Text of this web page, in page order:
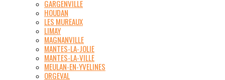
GARGENVILLE
HOUDAN
LES MUREAUX
LIMAY
MAGNANVILLE
MANTES-LA-JOLIE
MANTES-LA-VILLE
MEULAN-EN-YVELINES
ORGEVAL